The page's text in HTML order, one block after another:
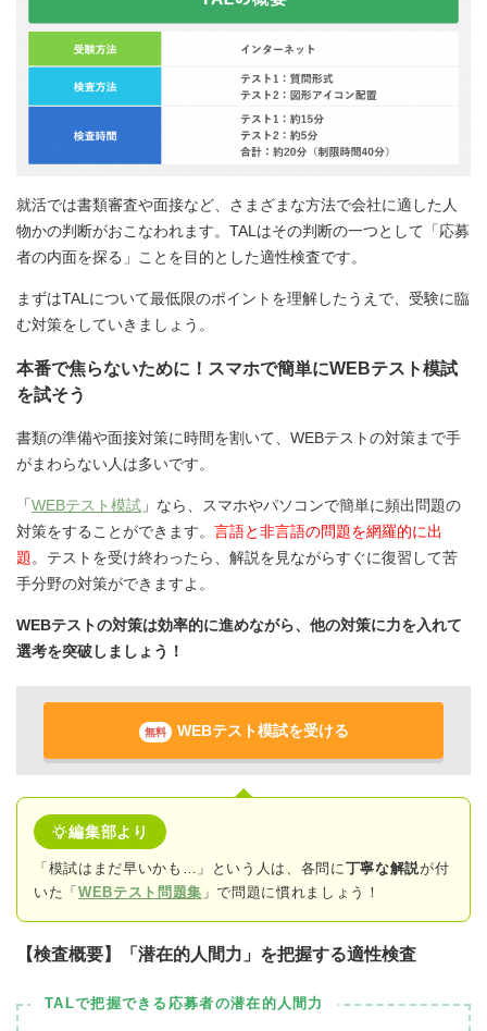
就活では書類審査や面接など、さまざまな方法で会社に適した人
物かの判断がおこなわれます。TALはその判断の一つとして「応募
者の内面を探る」ことを目的とした適性検査です。
まずはTALについて最低限のポイントを理解したうえで、受験に臨
む対策をしていきましょう。
本番で焦らないために！スマホで簡単にWEBテスト模試
を試そう
書類の準備や面接対策に時間を割いて、WEBテストの対策まで手
がまわらない人は多いです。
「WEBテスト模試 」なら、スマホやパソコンで簡単に頻出問題の
対策をすることができます。 言語と非言語の問題を網羅的に出
題。テストを受け終わったら、解説を見ながらすぐに復習して苦
手分野の対策ができますよ。
WEBテストの対策は効率的に進めながら、他の対策に力を入れて
選考を突破しましょう！
無料 WEBテスト模試を受ける
編集部より
「模試はまだ早いかも…」という人は、各問に丁寧な解説が付
いた「 WEBテスト問題集 」で問題に慣れましょう！
【検査概要】「潜在的人間力」を把握する適性検査
TALで把握できる応募者の潜在的人間力